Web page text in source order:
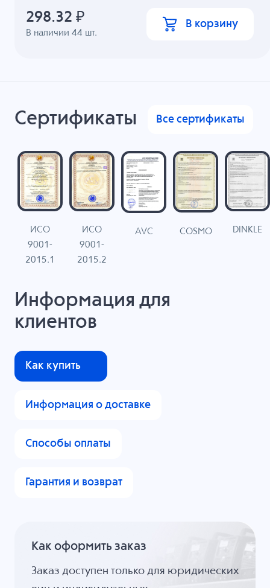
В наличии44 шт.
298.32 ₽ В корзину
Сертификаты Все сертификаты
ИСО
9001-
2015.1
ИСО
9001-
2015.2
AVC COSMO DINKLE
Информация для
клиентов
Как купить
Информация о доставке
Способы оплаты
Гарантия и возврат
Как оформить заказ
Заказ доступен только для юридических